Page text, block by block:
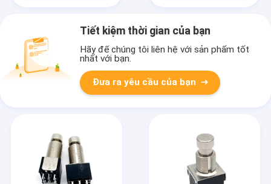
Tiết kiệm thời gian của bạn
Hãy để chúng tôi liên hệ với sản phẩm tốt
nhất với bạn.
Đưa ra yêu cầu của bạn